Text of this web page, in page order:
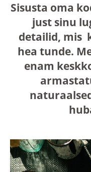
Sisusta oma
just sinu
detailid, mis
hea tunde.
enam